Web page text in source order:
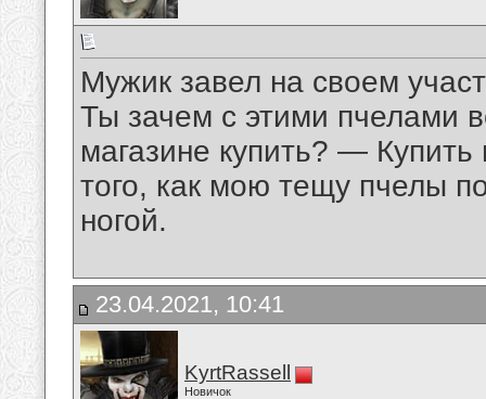
Мужик завел на своем
Ты зачем с этими пчелами
магазине купить? —
того, как мою тещу пчелы
ногой.
23.04.2021, 10:41
KyrtRassell
Новичок